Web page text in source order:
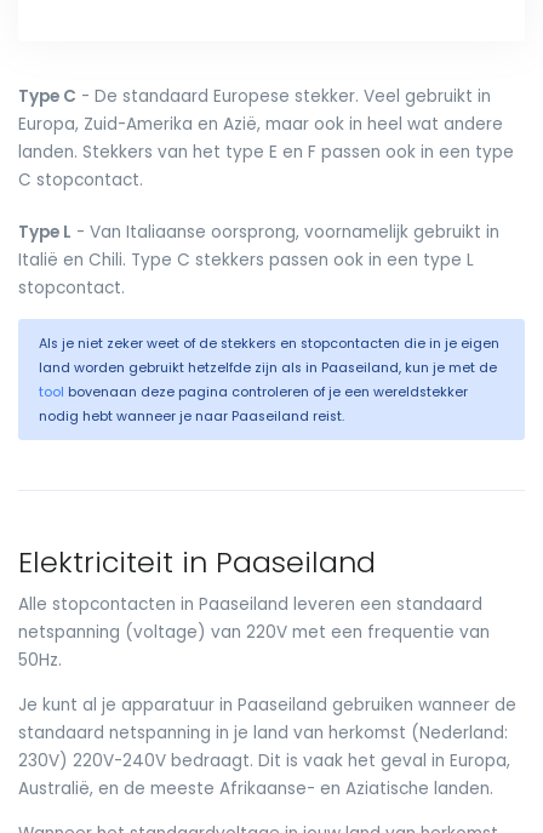
Type C - De standaard Europese stekker. Veel gebruikt in
Europa, Zuid-Amerika en Azië, maar ook in heel wat andere
landen. Stekkers van het type E en F passen ook in een type
C stopcontact.
Type L - Van Italiaanse oorsprong, voornamelijk gebruikt in
Italië en Chili. Type C stekkers passen ook in een type L
stopcontact.
Als je niet zeker weet of de stekkers en stopcontacten die in je eigen
land worden gebruikt hetzelfde zijn als in Paaseiland, kun je met de
tool bovenaan deze pagina controleren of je een wereldstekker
nodig hebt wanneer je naar Paaseiland reist.
Elektriciteit in Paaseiland
Alle stopcontacten in Paaseiland leveren een standaard
netspanning (voltage) van 220V met een frequentie van
50Hz.
Je kunt al je apparatuur in Paaseiland gebruiken wanneer de
standaard netspanning in je land van herkomst (Nederland:
230V) 220V-240V bedraagt. Dit is vaak het geval in Europa,
Australië, en de meeste Afrikaanse- en Aziatische landen.